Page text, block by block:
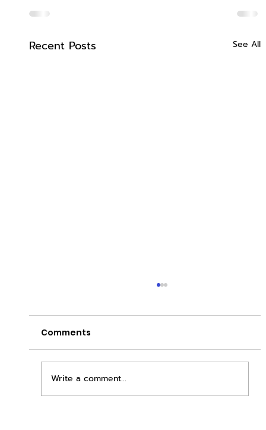
Recent Posts See All
Comments
Write a comment...